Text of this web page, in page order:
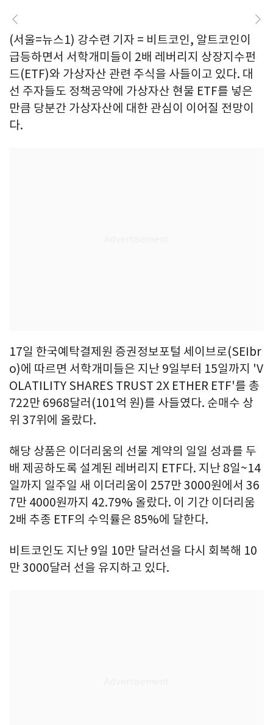
(서울=뉴스1) 강수련 기자 = 비트코인, 알트코인이
급등하면서 서학개미들이 2배 레버리지 상장지수펀
드(ETF)와 가상자산 관련 주식을 사들이고 있다. 대
선 주자들도 정책공약에 가상자산 현물 ETF를 넣은
만큼 당분간 가상자산에 대한 관심이 이어질 전망이
다.
17일 한국예탁결제원 증권정보포털 세이브로(SEIbr
o)에 따르면 서학개미들은 지난 9일부터 15일까지 'V
OLATILITY SHARES TRUST 2X ETHER ETF'를 총
722만 6968달러(101억 원)를 사들였다. 순매수 상
위 37위에 올랐다.
해당 상품은 이더리움의 선물 계약의 일일 성과를 두
배 제공하도록 설계된 레버리지 ETF다. 지난 8일~14
일까지 일주일 새 이더리움이 257만 3000원에서 36
7만 4000원까지 42.79% 올랐다. 이 기간 이더리움
2배 추종 ETF의 수익률은 85%에 달한다.
비트코인도 지난 9일 10만 달러선을 다시 회복해 10
만 3000달러 선을 유지하고 있다.